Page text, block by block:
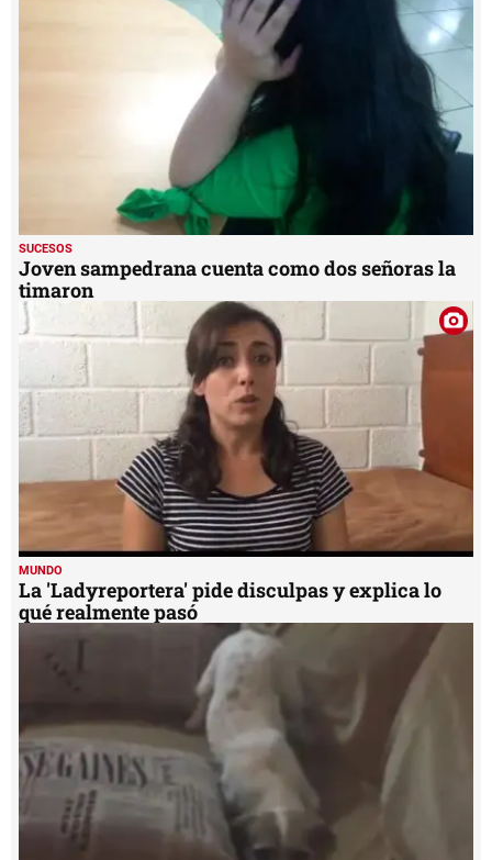
SUCESOS
Joven sampedrana cuenta como dos señoras la
timaron
MUNDO
La 'Ladyreportera' pide disculpas y explica lo
qué realmente pasó